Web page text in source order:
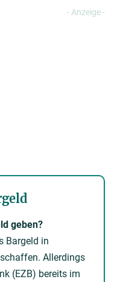
geben?
Bargeld in
Allerdings
(EZB) bereits im